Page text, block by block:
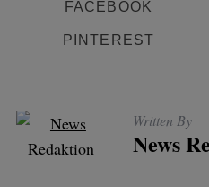
FACEBOOK
PINTEREST
Written By
News